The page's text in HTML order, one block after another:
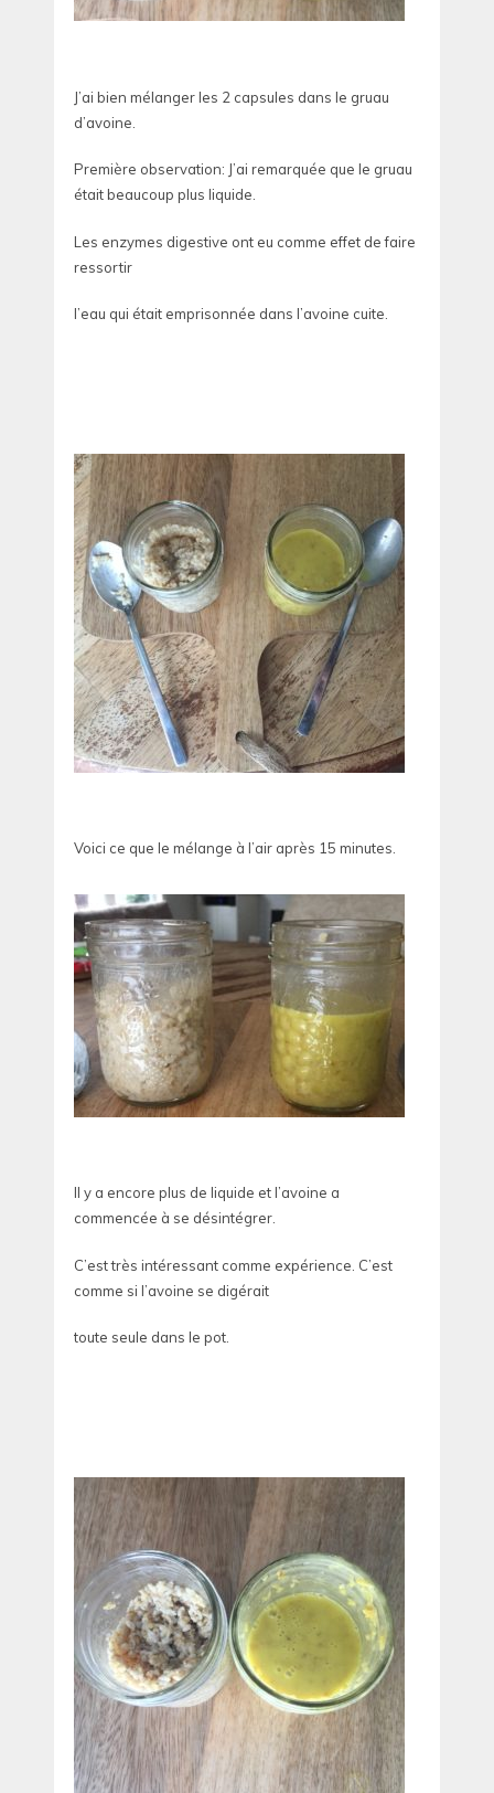
J’ai bien mélanger les 2 capsules dans le gruau
d’avoine.
Première observation: J’ai remarquée que le gruau
était beaucoup plus liquide.
Les enzymes digestive ont eu comme effet de faire
ressortir
l’eau qui était emprisonnée dans l’avoine cuite.
Voici ce que le mélange à l’air après 15 minutes.
Il y a encore plus de liquide et l’avoine a
commencée à se désintégrer.
C’est très intéressant comme expérience. C’est
comme si l’avoine se digérait
toute seule dans le pot.